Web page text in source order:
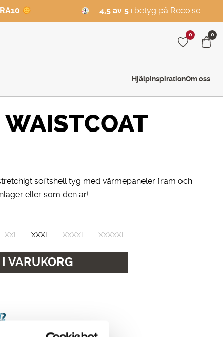
4,5 av 5 i betyg på Reco.se
HjälpInspirationOm oss
0 0
WAISTCOAT
softshell tyg med värmepaneler fram och
eller som den är!
XXL XXXL XXXXL XXXXXL
VARUKORG